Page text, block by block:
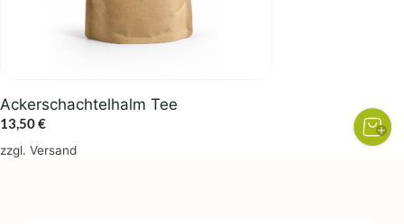
Ackerschachtelhalm Tee
13,50€
zzgl. Versand